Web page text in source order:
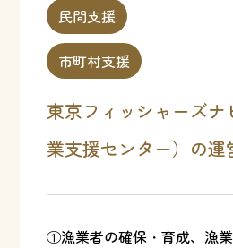
民間支援
市町村支援
東京フィッシャーズ
業支援センター）の運
①漁業者の確保・育成、漁